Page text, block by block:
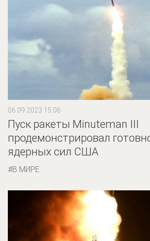
06.09.2023 15:06
Пуск ракеты Minuteman III
продемонстрировал
ядерных сил США
В МИРЕ